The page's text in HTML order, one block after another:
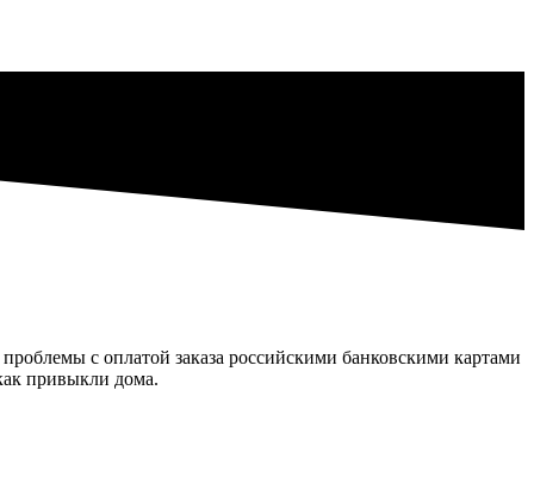
с оплатой заказа российскими банковскими картами
привыкли дома.